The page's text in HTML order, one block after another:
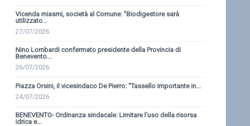
Vicenda miasmi, società al Comune: ''Biodigestore sarà
utilizzato...
27/07/2026
Nino Lombardi confermato presidente della Provincia di
Benevento...
26/07/2026
Piazza Orsini, il vicesindaco De Pierro: ''Tassello importante in...
24/07/2026
BENEVENTO- Ordinanza sindacale: Limitare l'uso della risorsa
idrica e...